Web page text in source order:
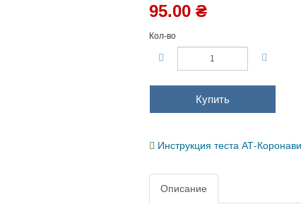
95.00 ₴
Кол-во
Купить
Инструкция теста АТ-
Описание